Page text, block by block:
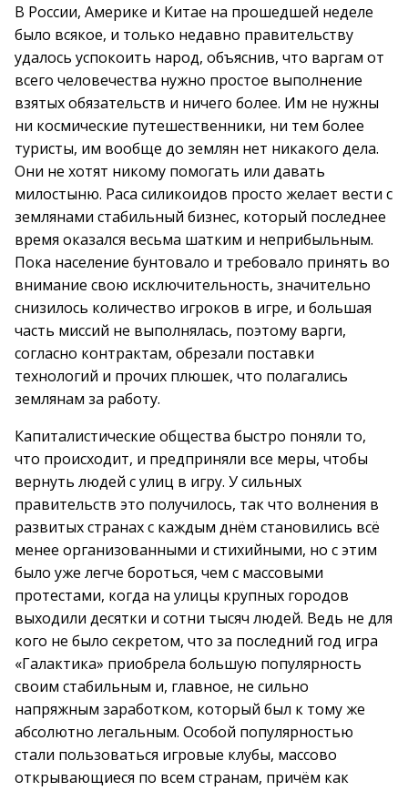
В России, Америке и Китае на прошедшей неделе
было всякое, и только недавно правительству
удалось успокоить народ, объяснив, что варгам от
всего человечества нужно простое выполнение
взятых обязательств и ничего более. Им не нужны
ни космические путешественники, ни тем более
туристы, им вообще до землян нет никакого дела.
Они не хотят никому помогать или давать
милостыню. Раса силикоидов просто желает вести с
землянами стабильный бизнес, который последнее
время оказался весьма шатким и неприбыльным.
Пока население бунтовало и требовало принять во
внимание свою исключительность, значительно
снизилось количество игроков в игре, и большая
часть миссий не выполнялась, поэтому варги,
согласно контрактам, обрезали поставки
технологий и прочих плюшек, что полагались
землянам за работу.
Капиталистические общества быстро поняли то,
что происходит, и предприняли все меры, чтобы
вернуть людей с улиц в игру. У сильных
правительств это получилось, так что волнения в
развитых странах с каждым днём становились всё
менее организованными и стихийными, но с этим
было уже легче бороться, чем с массовыми
протестами, когда на улицы крупных городов
выходили десятки и сотни тысяч людей. Ведь не для
кого не было секретом, что за последний год игра
«Галактика» приобрела большую популярность
своим стабильным и, главное, не сильно
напряжным заработком, который был к тому же
абсолютно легальным. Особой популярностью
стали пользоваться игровые клубы, массово
открывающиеся по всем странам, причём как